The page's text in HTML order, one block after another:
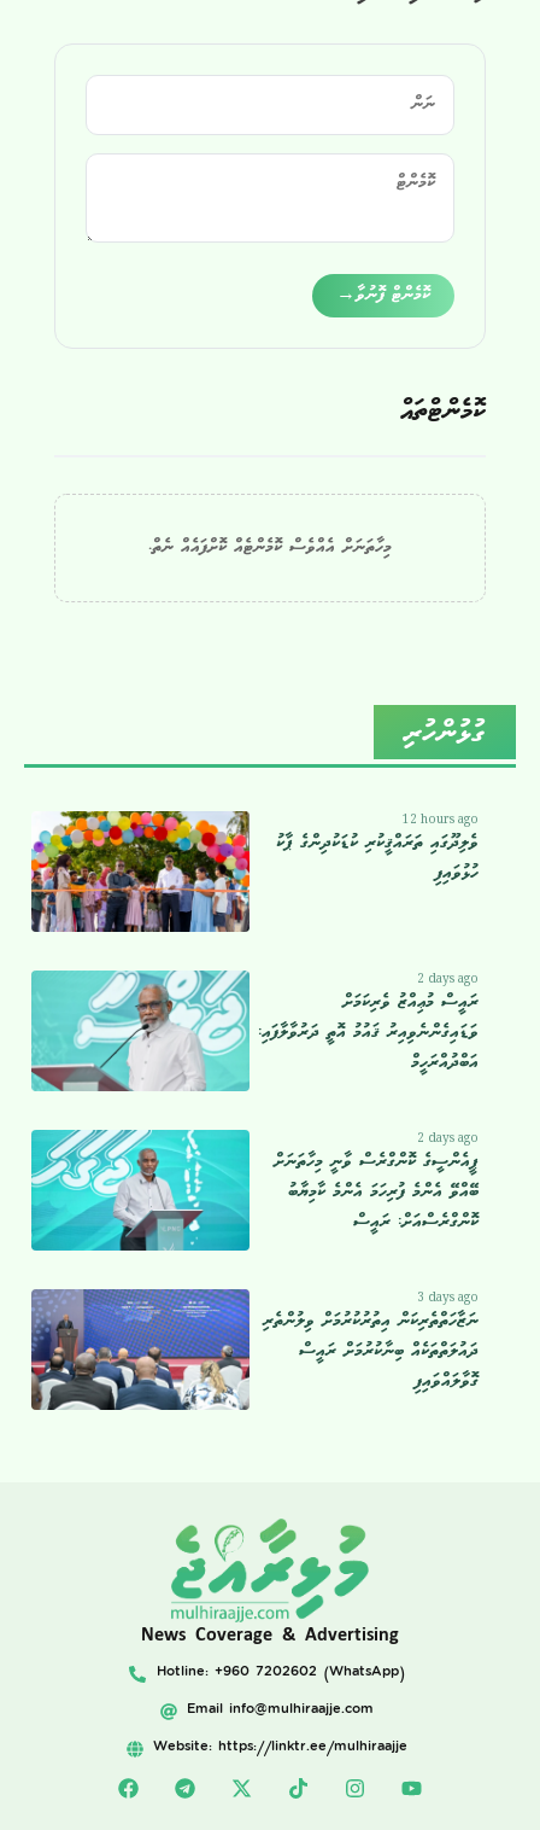
ކޮމެންޓް ފޮނުވާ→
ކޮމެންޓްތައް
މިހާތަނަށް އެއްވެސް ކޮމެންޓެއް ކޮށްފައެއް ނެތް.
ގުޅުންހުރި
12 hours ago
ވެލިދޫގައި ތަރައްޤީކުރި ކުޑަކުދިންގެ ޕާކު
ހުޅުވައިފި
2 days ago
ރައީސް މުޢިއްޒު ވެރިކަމަށް
ވަޑައިގެންނެވިއިރު ޤައުމު އޮތީ ދަރުވާލާފައި:
އަބްދުއްރަހީމް
2 days ago
ޕީއެންސީގެ ކޮންގްރެސް ވާނީ މިހާތަނަށް
ބޭއްވޭ އެންމެ ފުރިހަމަ އެންމެ ކާމިޔާބު
ކޮންގްރެސްއަށް: ރައީސް
3 days ago
ނަޒާހަތްތެރިކަން އިތުރުކުރުމަށް ވިލުންތެރި
ދައުލަތްތަކެއް ބިނާކުރުމަށް ރައީސް
ގޮވާލައްވައިފި
News Coverage & Advertising
Hotline: +960 7202602 (WhatsApp)
Email info@mulhiraajje.com
Website: https://linktr.ee/mulhiraajje